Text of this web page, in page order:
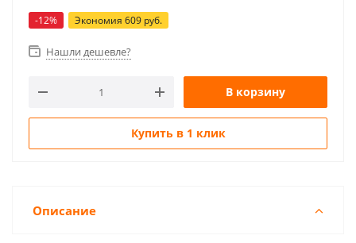
-12% Экономия 609 руб.
Нашли дешевле?
В корзину
Купить в 1 клик
Описание